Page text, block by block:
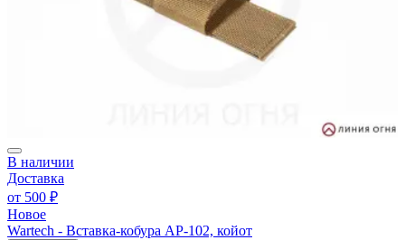
В наличии
Доставка
от 500 ₽
Новое
Wartech - Вставка-кобура AP-102, койот